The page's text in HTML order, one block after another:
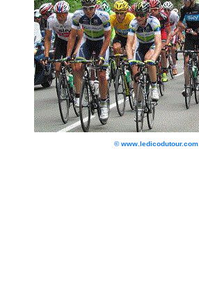
© www.ledicodutour.com